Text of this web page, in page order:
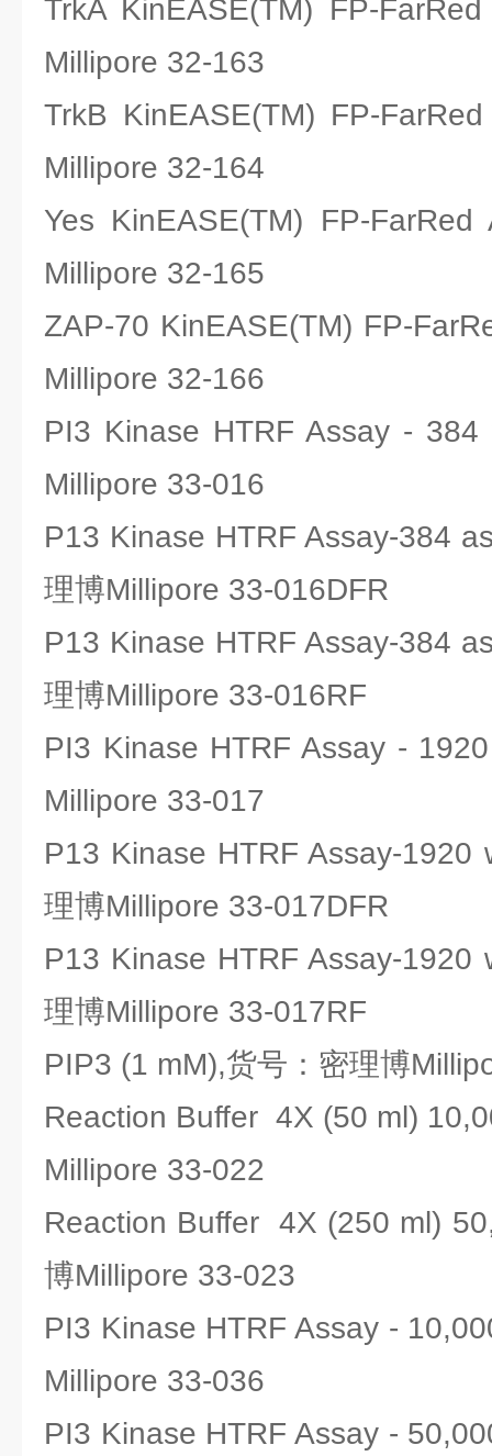
TrkA KinEASE(TM) FP-
Millipore 32-163
TrkB KinEASE(TM) FP-
Millipore 32-164
Yes KinEASE(TM) FP-
Millipore 32-165
ZAP-70 KinEASE(TM) FP-
Millipore 32-166
PI3 Kinase HTRF Assay -
Millipore 33-016
P13 Kinase HTRF Assay-384
理博Millipore 33-016DFR
P13 Kinase HTRF Assay-384
理博Millipore 33-016RF
PI3 Kinase HTRF Assay -
Millipore 33-017
P13 Kinase HTRF Assay-1920
理博Millipore 33-017DFR
P13 Kinase HTRF Assay-1920
理博Millipore 33-017RF
PIP3 (1 mM),货号：密理博
Reaction Buffer 4X (50 ml)
Millipore 33-022
Reaction Buffer 4X (250 ml)
博Millipore 33-023
PI3 Kinase HTRF Assay -
Millipore 33-036
PI3 Kinase HTRF Assay -